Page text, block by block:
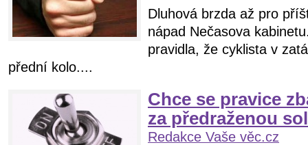
Dluhová brzda až pro
nápad Nečasova
pravidla, že cyklista v
přední kolo....
Chce se pravice
za předraženou
Redakce Vaše věc.cz